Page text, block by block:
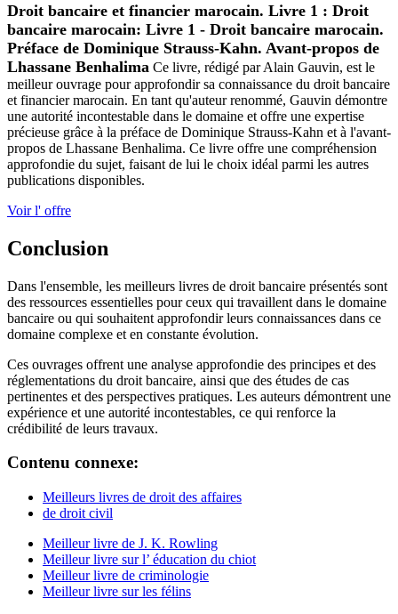
Droit bancaire et financier marocain. Livre 1 : Droit
bancaire marocain: Livre 1 - Droit bancaire marocain.
Préface de Dominique Strauss-Kahn. Avant-propos de
Lhassane Benhalima Ce livre, rédigé par Alain Gauvin, est le
meilleur ouvrage pour approfondir sa connaissance du droit bancaire
et financier marocain. En tant qu'auteur renommé, Gauvin démontre
une autorité incontestable dans le domaine et offre une expertise
précieuse grâce à la préface de Dominique Strauss-Kahn et à l'avant-
propos de Lhassane Benhalima. Ce livre offre une compréhension
approfondie du sujet, faisant de lui le choix idéal parmi les autres
publications disponibles.
Voir l' offre
Conclusion
Dans l'ensemble, les meilleurs livres de droit bancaire présentés sont
des ressources essentielles pour ceux qui travaillent dans le domaine
bancaire ou qui souhaitent approfondir leurs connaissances dans ce
domaine complexe et en constante évolution.
Ces ouvrages offrent une analyse approfondie des principes et des
réglementations du droit bancaire, ainsi que des études de cas
pertinentes et des perspectives pratiques. Les auteurs démontrent une
expérience et une autorité incontestables, ce qui renforce la
crédibilité de leurs travaux.
Contenu connexe:
Meilleurs livres de droit des affaires
de droit civil
Meilleur livre de J. K. Rowling
Meilleur livre sur l’ éducation du chiot
Meilleur livre de criminologie
Meilleur livre sur les félins